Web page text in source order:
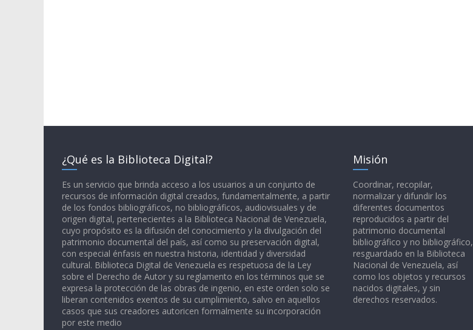
¿Qué es la Biblioteca Digital?
Es un servicio que brinda acceso a los usuarios a un conjunto de
recursos de información digital creados, fundamentalmente, a partir
de los fondos bibliográficos, no bibliográficos, audiovisuales y de
origen digital, pertenecientes a la Biblioteca Nacional de Venezuela,
cuyo propósito es la difusión del conocimiento y la divulgación del
patrimonio documental del país, así como su preservación digital,
con especial énfasis en nuestra historia, identidad y diversidad
cultural. Biblioteca Digital de Venezuela es respetuosa de la Ley
sobre el Derecho de Autor y su reglamento en los términos que se
expresa la protección de las obras de ingenio, en este orden solo se
liberan contenidos exentos de su cumplimiento, salvo en aquellos
casos que sus creadores autoricen formalmente su incorporación
por este medio
Misión
Coordinar, recopilar,
normalizar y difundir los
diferentes documentos
reproducidos a partir del
patrimonio documental
bibliográfico y no bibliográfico,
resguardado en la Biblioteca
Nacional de Venezuela, así
como los objetos y recursos
nacidos digitales, y sin
derechos reservados.